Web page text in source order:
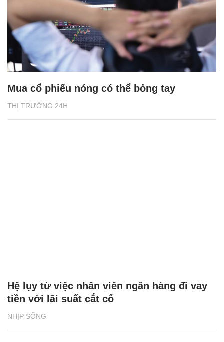
THỊ TRƯỜNG 24H
Mua cổ phiếu nóng có thể bỏng tay
NHỊP SỐNG
Hệ lụy từ việc nhân viên ngân hàng đi vay
tiền với lãi suất cắt cổ